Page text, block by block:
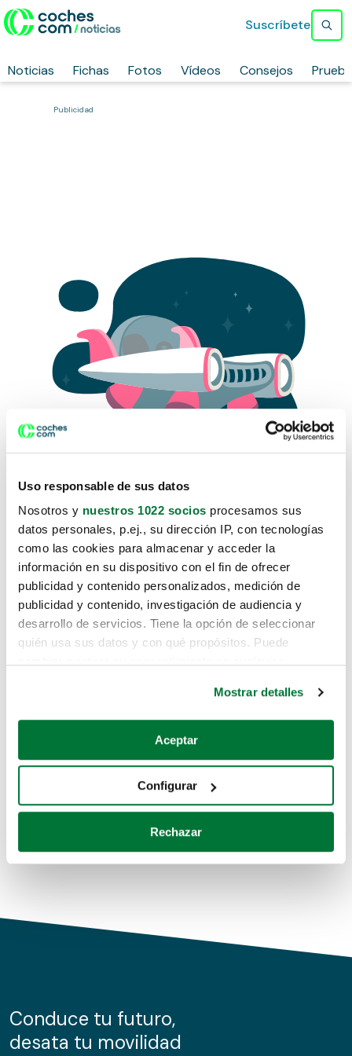
Uso responsable de sus datos
Nosotros y nuestros 1022 socios procesamos sus
datos personales, p.ej., su dirección IP, con tecnologías
como las cookies para almacenar y acceder la
información en su dispositivo con el fin de ofrecer
publicidad y contenido personalizados, medición de
publicidad y contenido, investigación de audiencia y
desarrollo de servicios. Tiene la opción de seleccionar
quién usa sus datos y con qué propósitos. Puede
Si lo permite, también quisiéramos:
Recopilar información sobre su ubicación geográfica
Identificar su dispositivo analizándolo activamente
para buscar características específicas (huellas
Obtenga más información sobre cómo se procesan sus
de cookies.
información sobre el uso que haga del sitio web con
nuestros partners de redes sociales, publicidad y análisis
Mostrar detalles
Aceptar
Configurar
Rechazar
Noticias Fichas Fotos Vídeos Consejos
Suscríbete
Publicidad
Lo sentimos, no sabemos como
te hemos traido hasta aquí.
Pero puedes encontrar el coche que estás
buscando en alguno de estos enlaces:
Coches de segunda mano
Coches de km0
Conduce tu futuro,
desata tu movilidad